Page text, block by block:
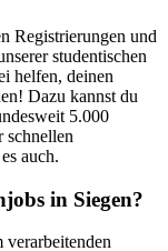
Registrierungen und
studentischen
helfen, deinen
Dazu kannst du
5.000
schnellen
auch.
in Siegen?
verarbeitenden